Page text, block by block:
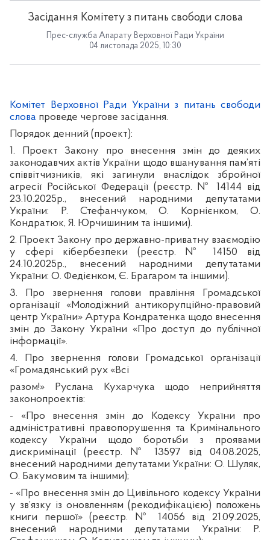
Засідання Комітету з питань свободи слова
Прес-служба Апарату Верховної Ради України
04 листопада 2025, 10:30
Комітет Верховної Ради України з питань свободи
слова проведе чергове засідання.
Порядок денний (проект):
1. Проект Закону про внесення змін до деяких
законодавчих актів України щодо вшанування пам’яті
співвітчизників, які загинули внаслідок збройної
агресії Російської Федерації (реєстр. № 14144 від
23.10.2025р., внесений народними депутатами
України: Р. Стефанчуком, О. Корнієнком, О.
Кондратюк, Я. Юрчишиним та іншими).
2. Проект Закону про державно-приватну взаємодію
у сфері кібербезпеки (реєстр. № 14150 від
24.10.2025р., внесений народними депутатами
України: О. Федієнком, Є. Брагаром та іншими).
3. Про звернення голови правління Громадської
організації «Молодіжний антикорупційно-правовий
центр України» Артура Кондратенка щодо внесення
змін до Закону України «Про доступ до публічної
інформації».
4. Про звернення голови Громадської організації
«Громадянський рух «Всі
разом!» Руслана Кухарчука щодо неприйняття
законопроектів:
- «Про внесення змін до Кодексу України про
адміністративні правопорушення та Кримінального
кодексу України щодо боротьби з проявами
дискримінації (реєстр. № 13597 від 04.08.2025,
внесений народними депутатами України: О. Шуляк,
О. Бакумовим та іншими);
- «Про внесення змін до Цивільного кодексу України
у зв’язку із оновленням (рекодифікацією) положень
книги першої» (реєстр. № 14056 від 21.09.2025,
внесений народними депутатами України: Р.